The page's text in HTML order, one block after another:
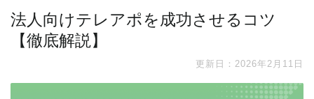
法人向けテレアポを成功させるコツ
【徹底解説】
更新日：2026年2月11日